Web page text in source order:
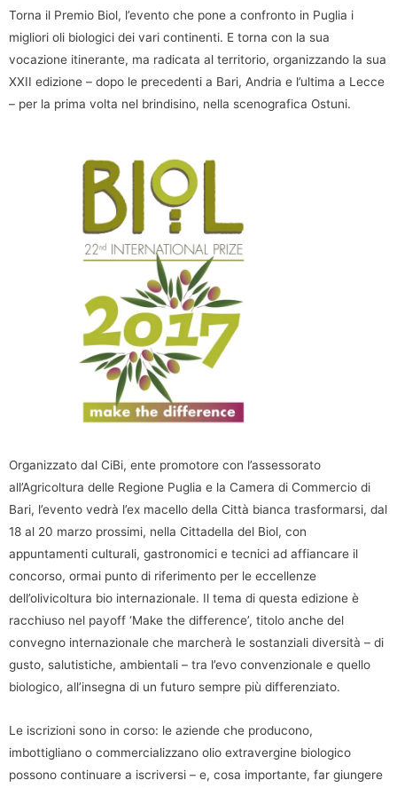
Torna il Premio Biol, l’evento che pone a confronto in Puglia i
migliori oli biologici dei vari continenti. E torna con la sua
vocazione itinerante, ma radicata al territorio, organizzando la sua
XXII edizione – dopo le precedenti a Bari, Andria e l’ultima a Lecce
– per la prima volta nel brindisino, nella scenografica Ostuni.
Organizzato dal CiBi, ente promotore con l’assessorato
all’Agricoltura delle Regione Puglia e la Camera di Commercio di
Bari, l’evento vedrà l’ex macello della Città bianca trasformarsi, dal
18 al 20 marzo prossimi, nella Cittadella del Biol, con
appuntamenti culturali, gastronomici e tecnici ad affiancare il
concorso, ormai punto di riferimento per le eccellenze
dell’olivicoltura bio internazionale. Il tema di questa edizione è
racchiuso nel payoff ‘Make the difference’, titolo anche del
convegno internazionale che marcherà le sostanziali diversità – di
gusto, salutistiche, ambientali – tra l’evo convenzionale e quello
biologico, all’insegna di un futuro sempre più differenziato.
Le iscrizioni sono in corso: le aziende che producono,
imbottigliano o commercializzano olio extravergine biologico
possono continuare a iscriversi – e, cosa importante, far giungere